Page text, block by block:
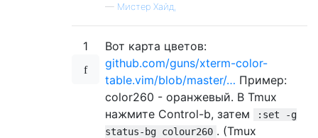
— Мистер Хайд,
1
Вот карта цветов:
github.com/guns/xterm-color-
table.vim/blob/master/… Пример:
color260 - оранжевый. В Tmux
нажмите Control-b, затем
:set -g
status-bg colour260 . (Tmux